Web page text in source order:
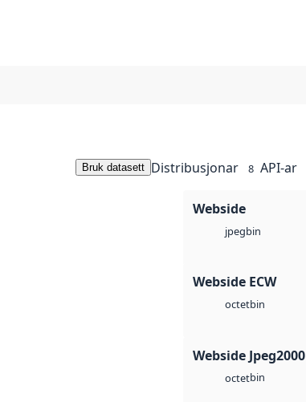
Bruk datasett Distribusjonar 8 API-ar
Webside
jpegbin
Webside ECW
octetbin
Webside Jpeg2000
octetbin